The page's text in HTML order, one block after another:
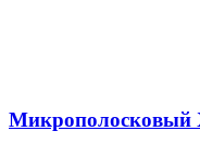
Микрополосковый